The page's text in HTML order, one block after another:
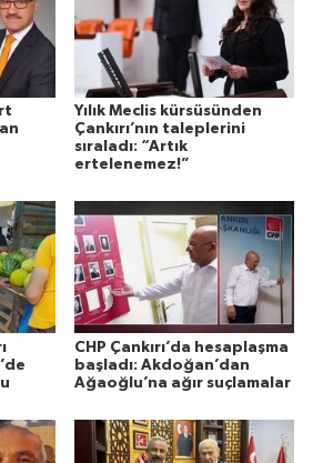
Yılık Meclis kürsüsünden
Çankırı’nın taleplerini
sıraladı: “Artık
ertelenemez!”
CHP Çankırı’da hesaplaşma
başladı: Akdoğan’dan
Ağaoğlu’na ağır suçlamalar